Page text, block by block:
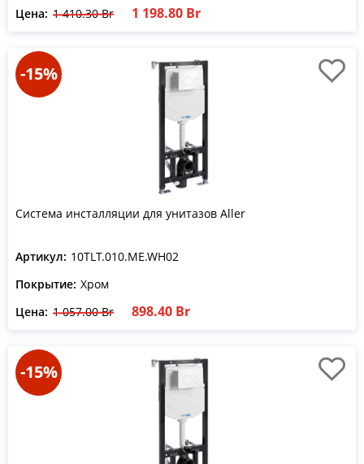
Цена: 1 410.30 Br 1 198.80 Br
-15%
Система инсталляции для унитазов Aller
Артикул: 10TLT.010.ME.WH02
Покрытие: Хром
Цена: 1 057.00 Br 898.40 Br
-15%